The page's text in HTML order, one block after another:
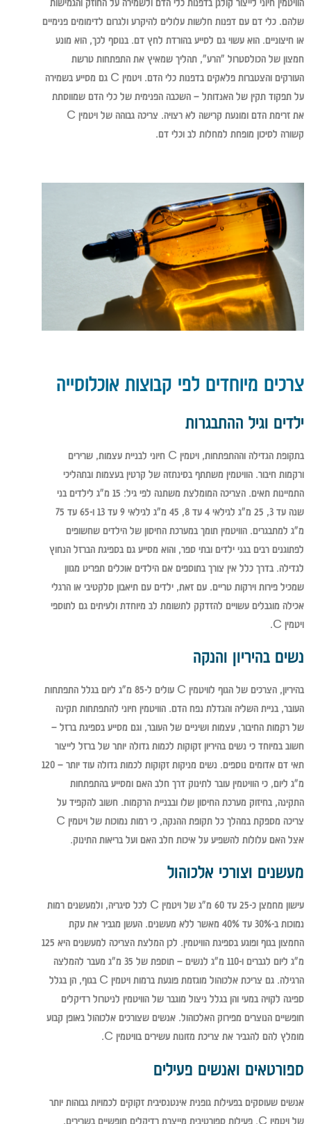
הוויטמין חיוני לייצור קולגן בדפנות כלי הדם ולשמירה על החוזק והגמישות
שלהם. כלי דם עם דפנות חלשות עלולים להיקרע ולגרום לדימומים פנימיים
או חיצוניים. הוא עשוי גם לסייע בהורדת לחץ דם. בנוסף לכך, הוא מונע
חמצון של הכולסטרול "הרע", תהליך שמאיץ את התפתחות טרשת
העורקים והצטברות פלאקים בדפנות כלי הדם. ויטמין C גם מסייע בשמירה
על תפקוד תקין של האנדותל – השכבה הפנימית של כלי הדם שמווסתת
את זרימת הדם ומונעת קרישה לא רצויה. צריכה גבוהה של ויטמין C
קשורה לסיכון מופחת למחלות לב וכלי דם.
צרכים מיוחדים לפי קבוצות אוכלוסייה
ילדים וגיל ההתבגרות
בתקופת הגדילה וההתפתחות, ויטמין C חיוני לבניית עצמות, שרירים
ורקמות חיבור. הוויטמין משתתף בסינתזה של קרטין בעצמות ובתהליכי
התמיינות תאים. הצריכה המומלצת משתנה לפי גיל: 15 מ"ג לילדים בני
שנה עד 3, 25 מ"ג לגילאי 4 עד 8, 45 מ"ג לגילאי 9 עד 13 ו-65 עד 75
מ"ג למתבגרים. הוויטמין תומך במערכת החיסון של הילדים שחשופים
לפתוגנים רבים בגני ילדים ובתי ספר, והוא מסייע גם בספיגת הברזל הנחוץ
לגדילה. בדרך כלל אין צורך בתוספים אם הילדים אוכלים תפריט מגוון
שמכיל פירות וירקות טריים. עם זאת, ילדים עם תיאבון סלקטיבי או הרגלי
אכילה מוגבלים עשויים להזדקק לתשומת לב מיוחדת ולעיתים גם לתוספי
ויטמין C.
נשים בהיריון והנקה
בהיריון, הצרכים של הגוף לוויטמין C עולים ל-85 מ"ג ליום בגלל התפתחות
העובר, בניית השליה והגדלת נפח הדם. הוויטמין חיוני להתפתחות תקינה
של רקמות החיבור, עצמות ושיניים של העובר, וגם מסייע בספיגת ברזל –
חשוב במיוחד כי נשים בהיריון זקוקות לכמות גדולה יותר של ברזל לייצור
תאי דם אדומים נוספים. נשים מניקות זקוקות לכמות גדולה עוד יותר – 120
מ"ג ליום, כי הוויטמין עובר לתינוק דרך חלב האם ומסייע בהתפתחות
התקינה, בחיזוק מערכת החיסון שלו ובבניית הרקמות. חשוב להקפיד על
צריכה מספקת במהלך כל תקופת ההנקה, כי רמות נמוכות של ויטמין C
אצל האם עלולות להשפיע על איכות חלב האם ועל בריאות התינוק.
מעשנים וצורכי אלכוהול
עישון מחמצן כ-25 עד 60 מ"ג של ויטמין C לכל סיגריה, ולמעשנים רמות
נמוכות ב-30% עד 40% מאשר ללא מעשנים. העשן מגביר את עקת
החמצון בגוף ופוגע בספיגת הוויטמין. לכן המלצת הצריכה למעשנים היא 125
מ"ג ליום לגברים ו-110 מ"ג לנשים – תוספת של 35 מ"ג מעבר להמלצה
הרגילה. גם צריכת אלכוהול מוגזמת פוגעת ברמות ויטמין C בגוף, הן בגלל
ספיגה לקויה במעי והן בגלל ניצול מוגבר של הוויטמין לניטרול רדיקלים
חופשיים הנוצרים מפירוק האלכוהול. אנשים שצורכים אלכוהול באופן קבוע
מומלץ להם להגביר את צריכת מזונות עשירים בוויטמין C.
ספורטאים ואנשים פעילים
אנשים שעוסקים בפעילות גופנית אינטנסיבית זקוקים לכמויות גבוהות יותר
של ויטמין C. פעילות ספורטיבית מייצרת רדיקלים חופשיים בשרירים,